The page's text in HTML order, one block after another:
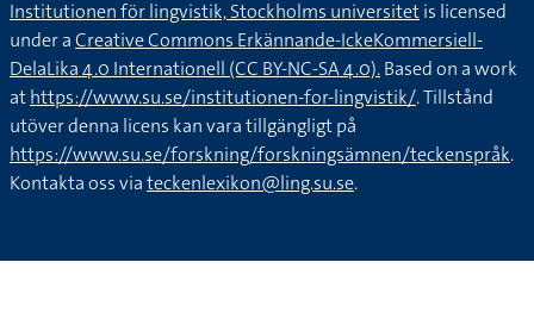
Institutionen för lingvistik, Stockholms universitetis licensed
under aCreative Commons Erkännande-IckeKommersiell-
DelaLika 4.0 Internationell (CC BY-NC-SA 4.0).Based on a work
athttps://www.su.se/institutionen-for-lingvistik/. Tillstånd
utöver denna licens kan vara tillgängligt på
https://www.su.se/forskning/forskningsämnen/teckenspråk.
Kontakta oss viateckenlexikon@ling.su.se.